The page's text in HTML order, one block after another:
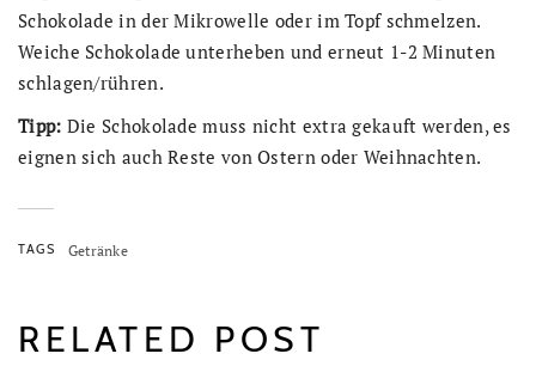
Schokolade in der Mikrowelle oder im Topf schmelzen.
Weiche Schokolade unterheben und erneut 1-2 Minuten
schlagen/rühren.
Tipp: Die Schokolade muss nicht extra gekauft werden, es
eignen sich auch Reste von Ostern oder Weihnachten.
TAGS Getränke
RELATED POST